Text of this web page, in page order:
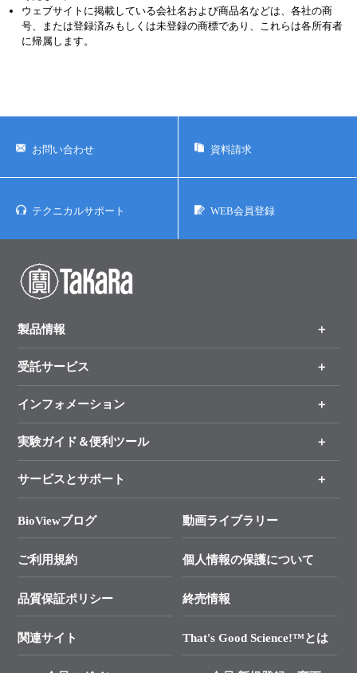
ウェブサイトに掲載している会社名および商品名などは、各社の商
号、または登録済みもしくは未登録の商標であり、これらは各所有者
に帰属します。
お問い合わせ 資料請求
テクニカルサポート WEB会員登録
製品情報
製品一覧
手法から製品を探す
新製品情報
受託サービス
オンライン注文
インフォメーション
キャンペーン
タカラバイオ各種会員募集のお知らせ
終売製品のお知らせ
価格改定のご案内
技術セミナーのご案内
タカラバイオ発表文献
実験ガイド＆便利ツール
リアルタイムPCR実験のススメ
幹細胞・再生医療研究ガイド
クローニング実験ガイド
SMARTer NGSポータルサイト
プライマー設計
サービスとサポート
総合お問い合わせ
├ 実験コンシェルジュ
├ 受託サービスお問い合わせ
└ カスタム製造お問い合わせ
BioViewブログ 動画ライブラリー
ご利用規約 個人情報の保護について
品質保証ポリシー 終売情報
関連サイト That's Good Science!™とは